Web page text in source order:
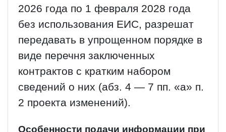
2026 года по 1 февраля 2028 года
без использования ЕИС, разрешат
передавать в упрощенном порядке в
виде перечня заключенных
контрактов с кратким набором
сведений о них (абз. 4 — 7 пп. «а» п.
2 проекта изменений).
Особенности подачи информации при